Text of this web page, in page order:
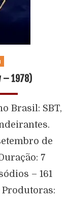
– 1978)
Brasil: SBT,
de
7
– 161
Produtoras: